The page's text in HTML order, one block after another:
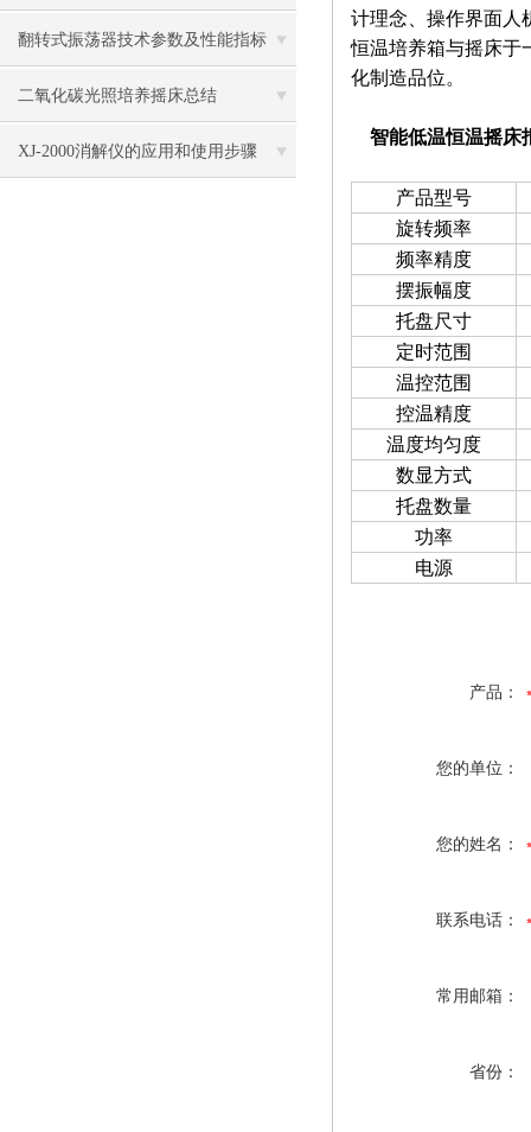
翻转式振荡器技术参数及性能指标
二氧化碳光照培养摇床总结
XJ-2000消解仪的应用和使用步骤
计理念、操作界面人
恒温培养箱与摇床于
化制造品位。
智能低温恒温摇床
产品型号
旋转频率
频率精度
摆振幅度
托盘尺寸
定时范围
温控范围
控温精度
温度均匀度
数显方式
托盘数量
功率
电源
产品：
您的单位：
您的姓名：
联系电话：
常用邮箱：
省份：